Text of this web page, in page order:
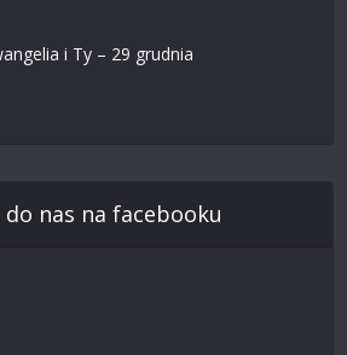
i Ty – 29 grudnia
do nas na facebooku